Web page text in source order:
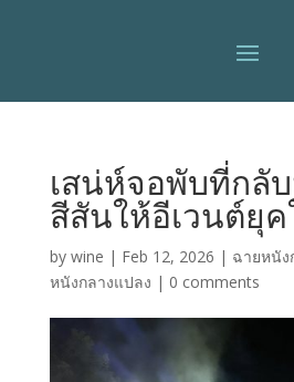
เสน่ห์จอพับที่กลั
สีสันให้อีเวนต์ยุ
by wine | Feb 12, 2026 | ฉายหนัง
หนังกลางแปลง | 0 comments